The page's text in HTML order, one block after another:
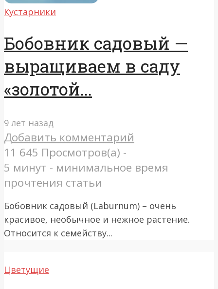
Кустарники
Бобовник садовый —
выращиваем в саду
«золотой...
9 лет назад
Добавить комментарий
11 645 Просмотров(а) -
5 минут - минимальное время
прочтения статьи
Бобовник садовый (Laburnum) – очень
красивое, необычное и нежное растение.
Относится к семейству...
Цветущие